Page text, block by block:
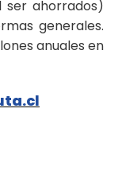
ahorrados)
generales.
anuales en